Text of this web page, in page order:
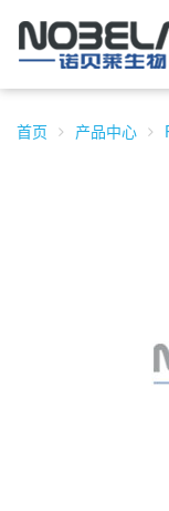
首页 产品中心